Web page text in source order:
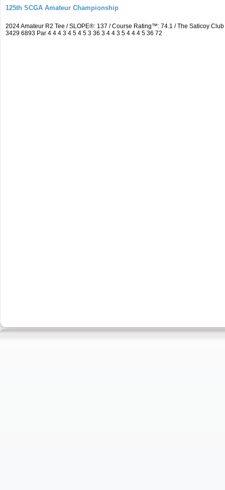
125th SCGA Amateur Championship
2024 Amateur R2 Tee / SLOPE®: 137 / Course Rating™: 74.1 / The Saticoy
3429 6893 Par 4 4 4 3 4 5 4 5 3 36 3 4 4 3 5 4 4 4 5 36 72